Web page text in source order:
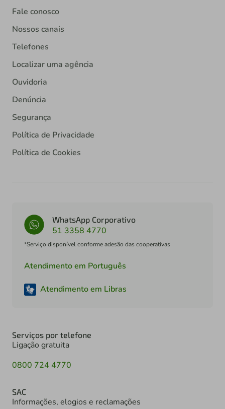
Fale conosco
Nossos canais
Telefones
Localizar uma agência
Ouvidoria
Denúncia
Segurança
Política de Privacidade
Política de Cookies
WhatsApp Corporativo
51 3358 4770
*Serviço disponível conforme adesão das cooperativas
Atendimento em Português
Atendimento em Libras
Serviços por telefone
Ligação gratuita
0800 724 4770
SAC
Informações, elogios e reclamações